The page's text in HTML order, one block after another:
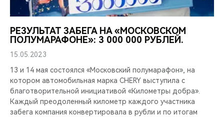
РЕЗУЛЬТАТ ЗАБЕГА НА «МОСКОВСКОМ
ПОЛУМАРАФОНЕ»: 3 000 000 РУБЛЕЙ.
15.05.2023
13 и 14 мая состоялся «Московский полумарафон», на
котором автомобильная марка CHERY выступила с
благотворительной инициативой «Километры добра».
Каждый преодоленный километр каждого участника
забега компания конвертировала в рубли и по итогам